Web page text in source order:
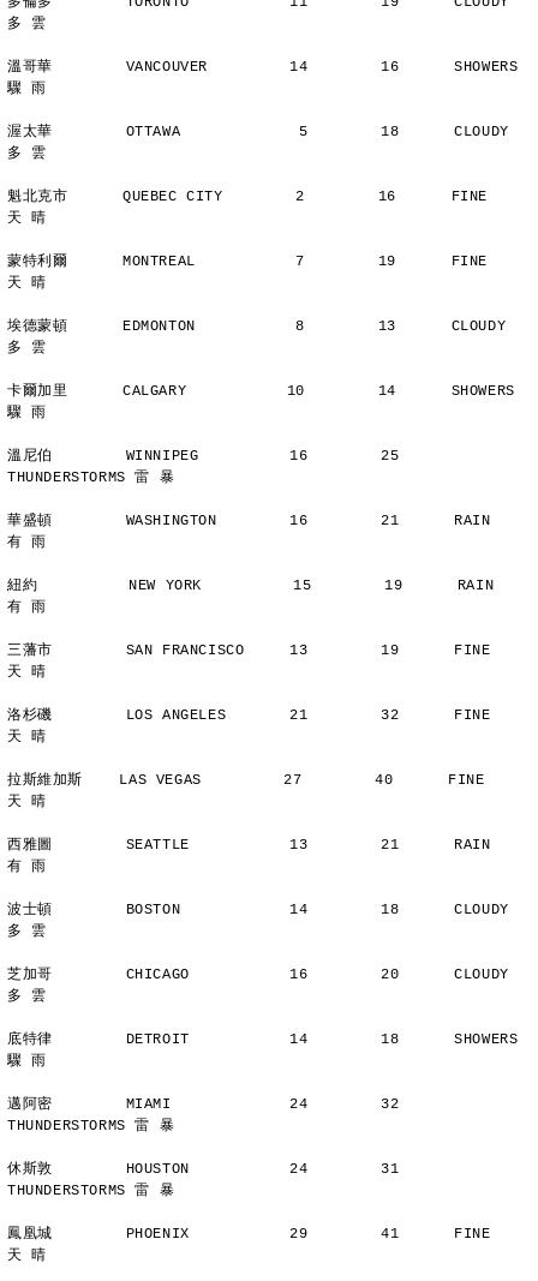
多 雲
溫哥華        VANCOUVER         14        16      SHOWERS
驟 雨
渥太華        OTTAWA             5        18      CLOUDY
多 雲
魁北克市      QUEBEC CITY        2        16      FINE
天 晴
蒙特利爾      MONTREAL           7        19      FINE
天 晴
埃德蒙頓      EDMONTON           8        13      CLOUDY
多 雲
卡爾加里      CALGARY           10        14      SHOWERS
驟 雨
溫尼伯        WINNIPEG          16        25
THUNDERSTORMS 雷 暴
華盛頓        WASHINGTON        16        21      RAIN
有 雨
紐約          NEW YORK          15        19      RAIN
有 雨
三藩市        SAN FRANCISCO     13        19      FINE
天 晴
洛杉磯        LOS ANGELES       21        32      FINE
天 晴
拉斯維加斯    LAS VEGAS         27        40      FINE
天 晴
西雅圖        SEATTLE           13        21      RAIN
有 雨
波士頓        BOSTON            14        18      CLOUDY
多 雲
芝加哥        CHICAGO           16        20      CLOUDY
多 雲
底特律        DETROIT           14        18      SHOWERS
驟 雨
邁阿密        MIAMI             24        32
THUNDERSTORMS 雷 暴
休斯敦        HOUSTON           24        31
THUNDERSTORMS 雷 暴
鳳凰城        PHOENIX           29        41      FINE
天 晴